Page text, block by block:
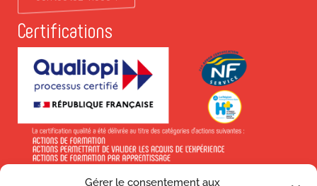
Gérer le consentement aux
Certifications